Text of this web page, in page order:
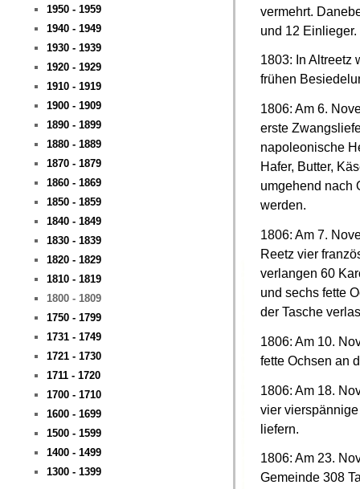
1950 - 1959
1940 - 1949
1930 - 1939
1920 - 1929
1910 - 1919
1900 - 1909
1890 - 1899
1880 - 1889
1870 - 1879
1860 - 1869
1850 - 1859
1840 - 1849
1830 - 1839
1820 - 1829
1810 - 1819
1800 - 1809
1750 - 1799
1731 - 1749
1721 - 1730
1711 - 1720
1700 - 1710
1600 - 1699
1500 - 1599
1400 - 1499
1300 - 1399
vermehrt.
und 12 Einlieger.
1803: In Altreetz
frühen
1806: Am 6.
erste
napoleonische
Hafer, Butter,
umgehend nach
werden.
1806: Am 7.
Reetz vier
verlangen 60
und sechs fette
der Tasche
1806: Am 10.
fette Ochsen an
1806: Am 18.
vier
liefern.
1806: Am 23.
Gemeinde 308